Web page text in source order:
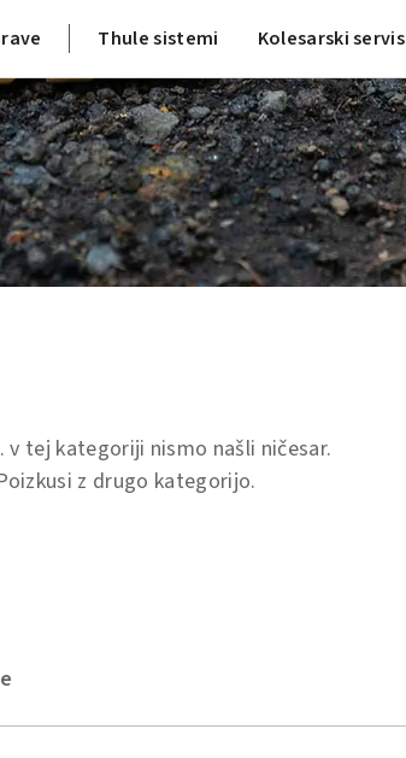
Thule sistemi Kolesarski servis
v tej kategoriji nismo našli ničesar.
z drugo kategorijo.